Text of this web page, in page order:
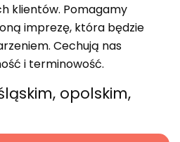
klientów. Pomagamy
imprezę, która będzie
Cechują nas
i terminowość.
opolskim,